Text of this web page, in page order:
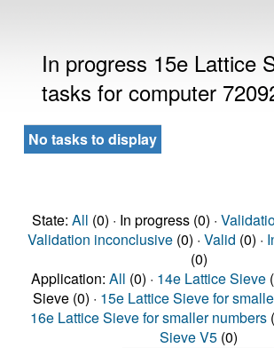
In progress 15e Lattice
tasks for computer
No tasks to display
State: All (0) · In progress (0) ·
Validation inconclusive(0) · Valid (0) ·
(0)
Application: All (0) · 14e Lattice Sieve
Sieve (0) · 15e Lattice Sieve for
16e Lattice Sieve for smaller numbers
Sieve V5 (0)